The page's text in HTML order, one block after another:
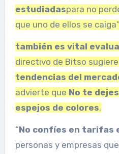
estudiadaspara no
que uno de ellos se
también es vital
directivo de Bitso
tendencias del
advierte que No te
espejos de colores.
“No confíes en tarifas
personas y empresas